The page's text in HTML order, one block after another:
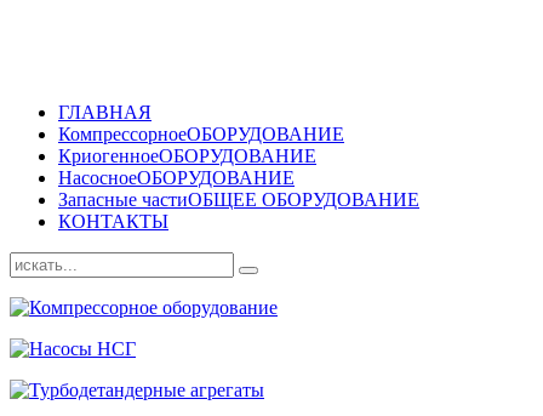
ГЛАВНАЯ
КомпрессорноеОБОРУДОВАНИЕ
КриогенноеОБОРУДОВАНИЕ
НасосноеОБОРУДОВАНИЕ
Запасные частиОБЩЕЕ ОБОРУДОВАНИЕ
КОНТАКТЫ